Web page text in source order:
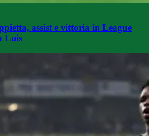
assist e vittoria in League
Luis